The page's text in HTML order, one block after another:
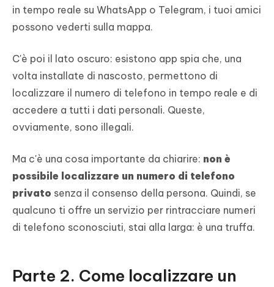
in tempo reale su WhatsApp o Telegram, i tuoi amici
possono vederti sulla mappa.
C'è poi il lato oscuro: esistono app spia che, una
volta installate di nascosto, permettono di
localizzare il numero di telefono in tempo reale e di
accedere a tutti i dati personali. Queste,
ovviamente, sono illegali.
Ma c'è una cosa importante da chiarire: non è
possibile localizzare un numero di telefono
privato senza il consenso della persona. Quindi, se
qualcuno ti offre un servizio per rintracciare numeri
di telefono sconosciuti, stai alla larga: è una truffa.
Parte 2. Come localizzare un